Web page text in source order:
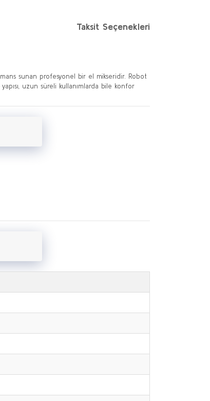
Taksit Seçenekleri
sunan profesyonel bir el mikseridir. Robot
uzun süreli kullanımlarda bile konfor